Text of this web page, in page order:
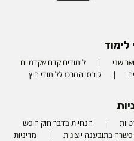
לימוד
שני
לימודים קדם אקדמיים
קורסי המרכז ללימודי חוץ
הנחיות בדבר חוק חופש
בתובענה ייצוגית
מדיניות